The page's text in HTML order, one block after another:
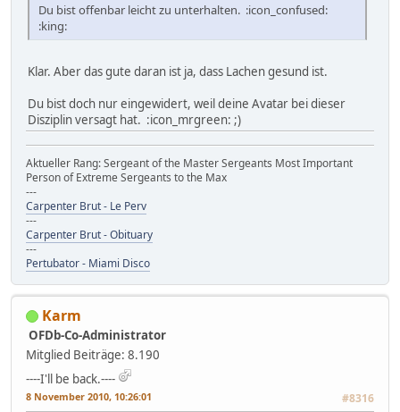
Du bist offenbar leicht zu unterhalten. :icon_confused:
:king:
Klar. Aber das gute daran ist ja, dass Lachen gesund ist.
Du bist doch nur eingewidert, weil deine Avatar bei dieser
Disziplin versagt hat. :icon_mrgreen: ;)
Aktueller Rang: Sergeant of the Master Sergeants Most Important
Person of Extreme Sergeants to the Max
---
Carpenter Brut - Le Perv
---
Carpenter Brut - Obituary
---
Pertubator - Miami Disco
Karm
OFDb-Co-Administrator
Mitglied Beiträge: 8.190
----I'll be back.----
8 November 2010, 10:26:01 #8316